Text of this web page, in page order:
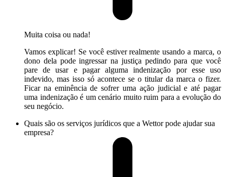
Muita coisa ou nada!
Vamos explicar! Se você estiver realmente usando a marca, o
dono dela pode ingressar na justiça pedindo para que você
pare de usar e pagar alguma indenização por esse uso
indevido, mas isso só acontece se o titular da marca o fizer.
Ficar na eminência de sofrer uma ação judicial e até pagar
uma indenização é um cenário muito ruim para a evolução do
seu negócio.
Quais são os serviços jurídicos que a Wettor pode ajudar sua
empresa?